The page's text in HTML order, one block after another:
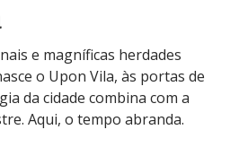
e magníficas herdades
o Upon Vila, às portas de
da cidade combina com a
Aqui, o tempo abranda.